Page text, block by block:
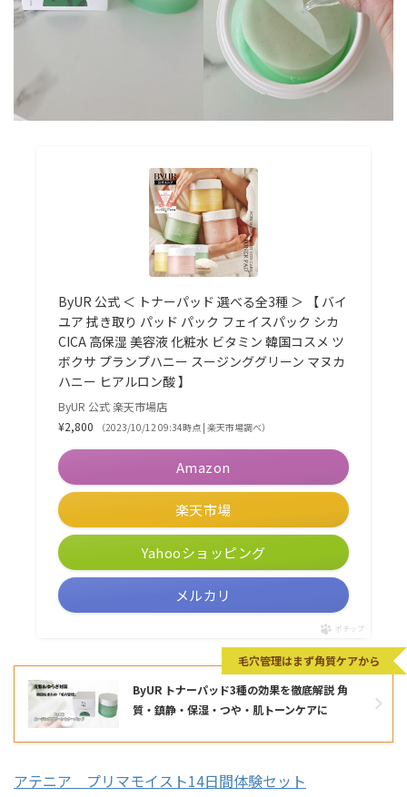
ByUR 公式 ＜ トナーパッド 選べる全3種 ＞ 【 バイ
ユア 拭き取り パッド パック フェイスパック シカ
CICA 高保湿 美容液 化粧水 ビタミン 韓国コスメ ツ
ボクサ プランプハニー スージンググリーン マヌカ
ハニー ヒアルロン酸 】
ByUR 公式 楽天市場店
¥2,800
（2023/10/12 09:34時点 | 楽天市場調べ）
Amazon
楽天市場
Yahooショッピング
メルカリ
ポチップ
ByUR トナーパッド3種の効果を徹底解説 角
質・鎮静・保湿・つや・肌トーンケアに
毛穴管理はまず角質ケアから
アテニア プリマモイスト14日間体験セット